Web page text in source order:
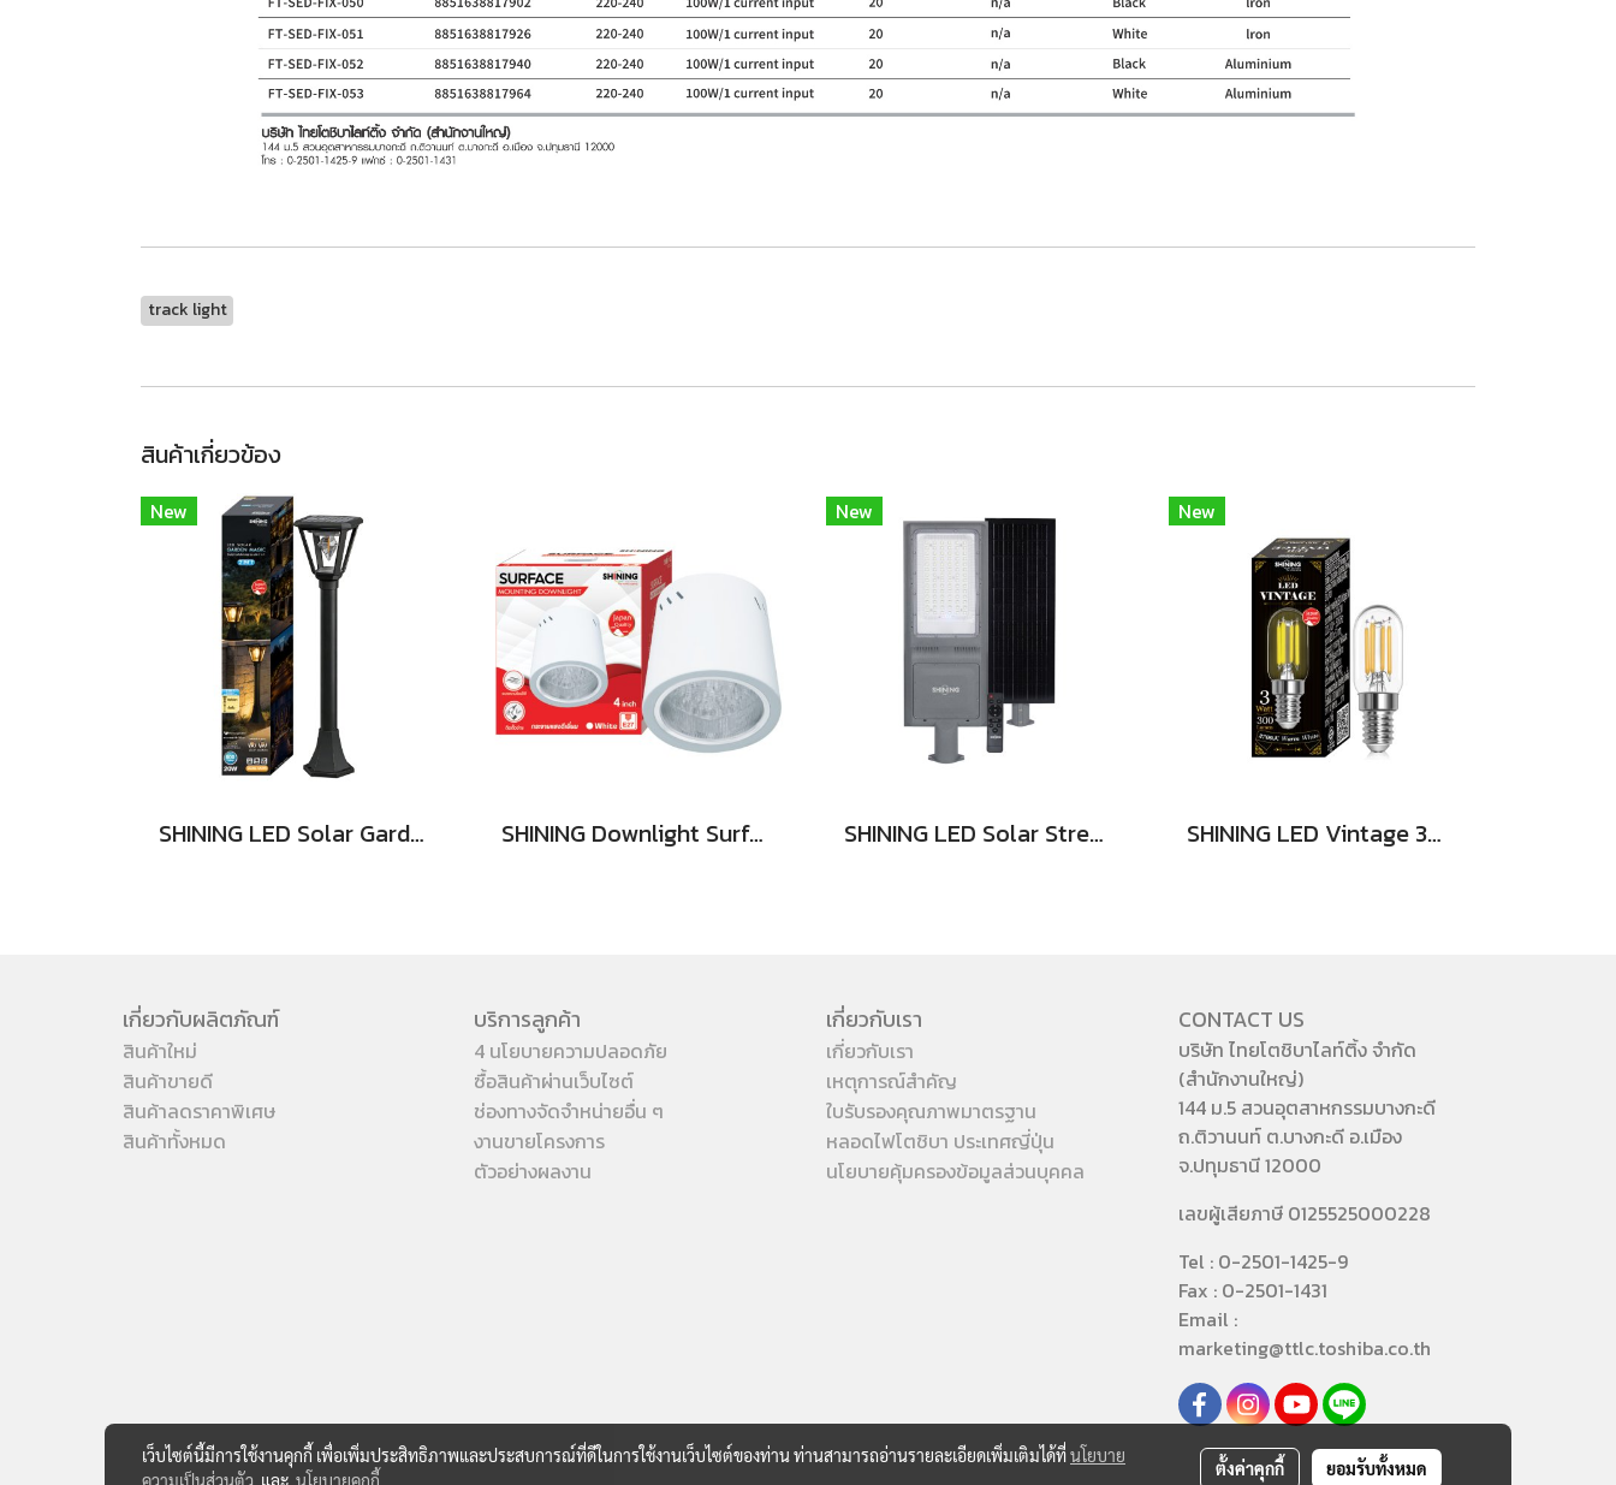
track light
สินค้าเกี่ยวข้อง
New
SHINING LED Solar Garden Magic 2 in 20W SHINING Downlight Surface E27 Base 4นิ้ว สีขาว, สีดำ
New
SHINING LED Solar Street Light TORUS 200W, 400W แสงสีขาว
New
SHINING LED Vintage 3W E14
เกี่ยวกับผลิตภัณฑ์
สินค้าใหม่
สินค้าขายดี
สินค้าลดราคาพิเศษ
สินค้าทั้งหมด
บริการลูกค้า
4 นโยบายความปลอดภัย
ซื้อสินค้าผ่านเว็บไซต์
ช่องทางจัดจำหน่ายอื่น ๆ
งานขายโครงการ
ตัวอย่างผลงาน
เกี่ยวกับเรา
เกี่ยวกับเรา
เหตุการณ์สำคัญ
ใบรับรองคุณภาพมาตรฐาน
หลอดไฟโตชิบา ประเทศญี่ปุ่น
นโยบายคุ้มครองข้อมูลส่วนบุคคล
CONTACT US
บริษัท ไทยโตชิบาไลท์ติ้ง จำกัด
(สำนักงานใหญ่)
144 ม.5 สวนอุตสาหกรรมบางกะดี
ถ.ติวานนท์ ต.บางกะดี อ.เมือง
จ.ปทุมธานี 12000
เลขผู้เสียภาษี 0125525000228
Tel : 0-2501-1425-9
Fax : 0-2501-1431
Email :
marketing@ttlc.toshiba.co.th
เว็บไซต์นี้มีการใช้งานคุกกี้ เพื่อเพิ่มประสิทธิภาพและประสบการณ์ที่ดีในการใช้งานเว็บไซต์ของท่าน ท่านสามารถอ่านรายละเอียดเพิ่มเติมได้ที่นโยบาย
ความเป็นส่วนตัว และ นโยบายคุกกี้
ตั้งค่าคุกกี้ ยอมรับทั้งหมด